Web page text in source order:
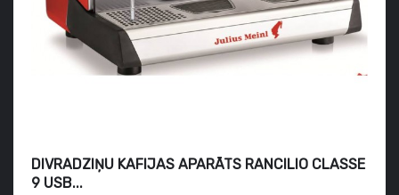
DIVRADZIŅU KAFIJAS APARĀTS RANCILIO CLASSE
9 USB...